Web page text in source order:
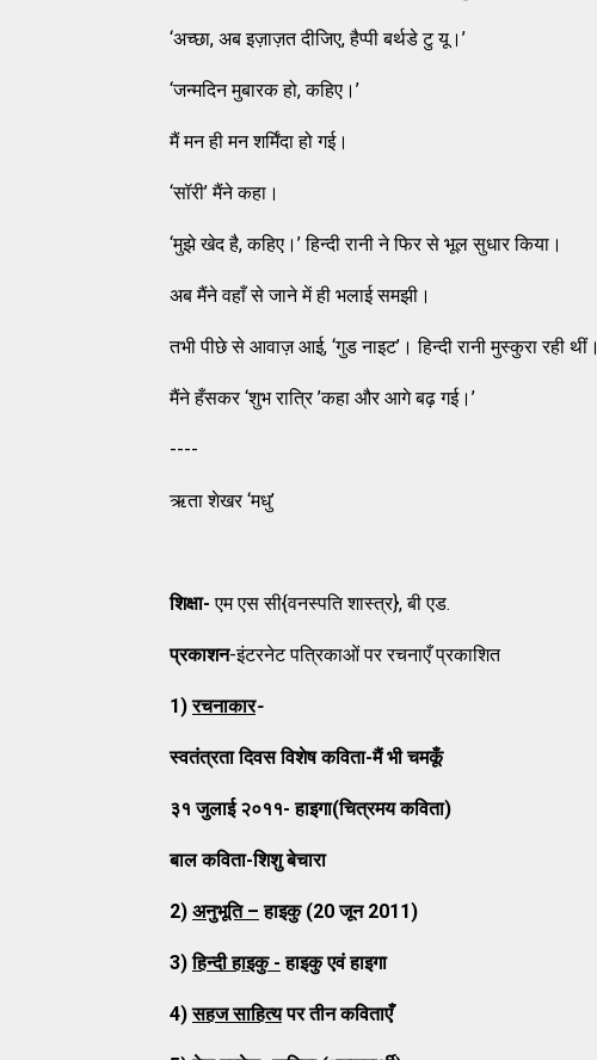
‘अच्छा, अब इज़ाज़त दीजिए, हैप्पी बर्थडे टु यू।’
‘जन्मदिन मुबारक हो, कहिए।’
मैं मन ही मन शर्मिंदा हो गई।
‘सॉरी’ मैंने कहा।
‘मुझे खेद है, कहिए।’ हिन्दी रानी ने फिर से भूल सुधार किया।
अब मैंने वहाँ से जाने में ही भलाई समझी।
तभी पीछे से आवाज़ आई, ‘गुड नाइट’। हिन्दी रानी मुस्कुरा रही थीं।
मैंने हँसकर ‘शुभ रात्रि ’कहा और आगे बढ़ गई।’
----
ऋता शेखर ‘मधु’
शिक्षा- एम एस सी{वनस्पति शास्त्र}, बी एड.
प्रकाशन-इंटरनेट पत्रिकाओं पर रचनाएँ प्रकाशित
1) रचनाकार-
स्वतंत्रता दिवस विशेष कविता-मैं भी चमकूँ
३१ जुलाई २०११- हाइगा(चित्रमय कविता)
बाल कविता-शिशु बेचारा
2) अनुभूति – हाइकु (20जून2011)
3)हिन्दी हाइकु - हाइकु एवं हाइगा
4) सहज साहित्यपर तीन कविताएँ